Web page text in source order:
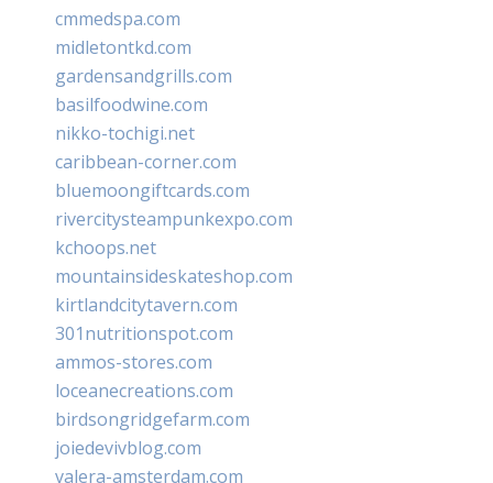
cmmedspa.com
midletontkd.com
gardensandgrills.com
basilfoodwine.com
nikko-tochigi.net
caribbean-corner.com
bluemoongiftcards.com
rivercitysteampunkexpo.com
kchoops.net
mountainsideskateshop.com
kirtlandcitytavern.com
301nutritionspot.com
ammos-stores.com
loceanecreations.com
birdsongridgefarm.com
joiedevivblog.com
valera-amsterdam.com